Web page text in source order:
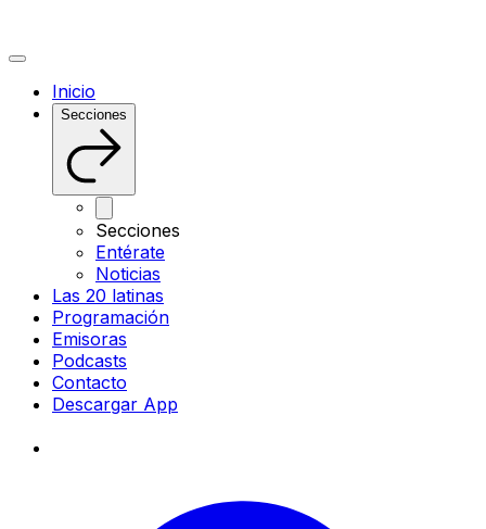
Inicio
Secciones
Secciones
Entérate
Noticias
Las 20 latinas
Programación
Emisoras
Podcasts
Contacto
Descargar App